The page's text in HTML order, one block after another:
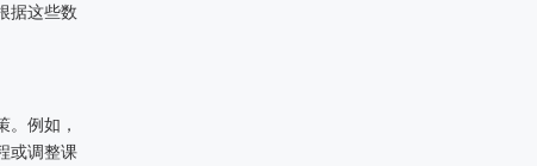
据这些数
。例如，
或调整课